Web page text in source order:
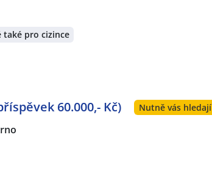
také pro cizince
60.000,- Kč) Nutně vás hledají